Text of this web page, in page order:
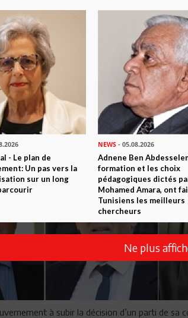
à subir la décision d’un parti de sa
- Le plan de
Un pas vers la
sur un long
NEWS - 05.08.2026
Adnene Ben
formation et les choix
pédagogiques dictés
Mohamed Amara, ont
Tunisiens les meilleurs
chercheurs
Ne plus